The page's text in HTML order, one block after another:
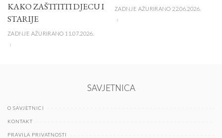
KAKO ZAŠTITITI DJECU I
STARIJE
ZADNJE AŽURIRANO 11.07.2026.
ZADNJE AŽURIRANO 22.06.2026.
SAVJETNICA
O SAVJETNICI
KONTAKT
PRAVILA PRIVATNOSTI